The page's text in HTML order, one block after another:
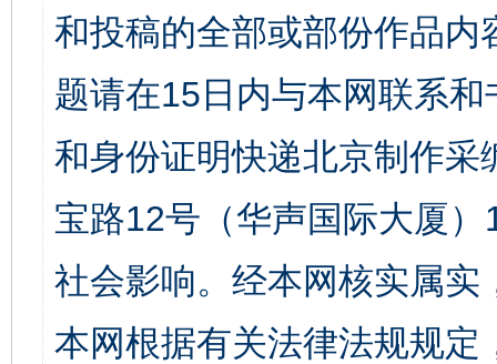
和投稿的全部或部份作品
题请在15日内与本网联系
和身份证明快递北京制作
宝路12号（华声国际大厦
社会影响。经本网核实属
本网根据有关法律法规规